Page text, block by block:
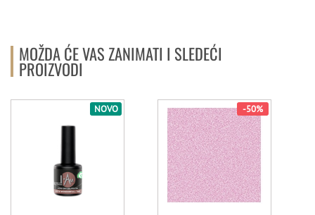
MOŽDA ĆE VAS ZANIMATI I SLEDEĆI
PROIZVODI
NOVO -50%